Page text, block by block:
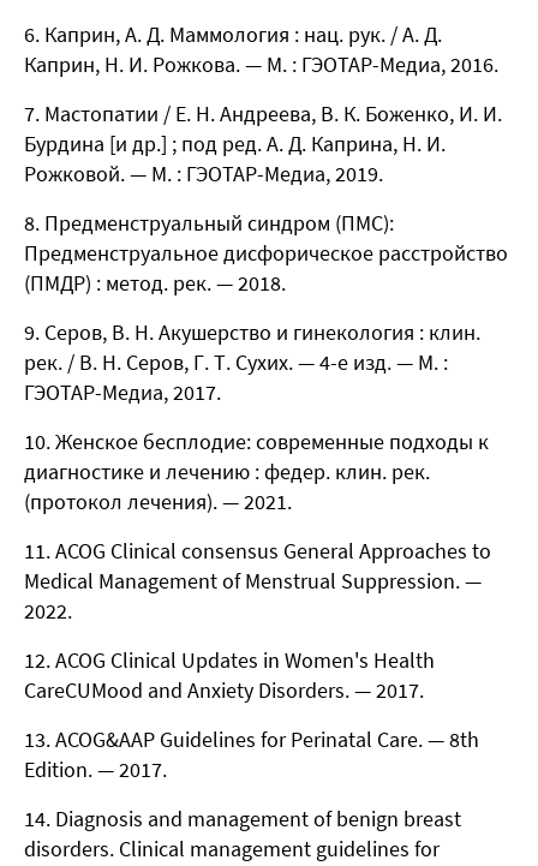
Каприн, А. Д. Маммология : нац. рук. / А. Д.
Каприн, Н. И. Рожкова. — М. : ГЭОТАР-Медиа, 2016.
Мастопатии / Е. Н. Андреева, В. К. Боженко, И. И.
Бурдина [и др.] ; под ред. А. Д. Каприна, Н. И.
Рожковой. — М. : ГЭОТАР-Медиа, 2019.
Предменструальный синдром (ПМС):
Предменструальное дисфорическое расстройство
(ПМДР) : метод. рек. — 2018.
Серов, В. Н. Акушерство и гинекология : клин.
рек. / В. Н. Серов, Г. Т. Сухих. — 4-е изд. — М. :
ГЭОТАР-Медиа, 2017.
Женское бесплодие: современные подходы к
диагностике и лечению : федер. клин. рек.
(протокол лечения). — 2021.
ACOG Clinical consensus General Approaches to
Medical Management of Menstrual Suppression. —
2022.
ACOG Clinical Updates in Women's Health
CareCUMood and Anxiety Disorders. — 2017.
ACOG&AAP Guidelines for Perinatal Care. — 8th
Edition. — 2017.
Diagnosis and management of benign breast
disorders. Clinical management guidelines for